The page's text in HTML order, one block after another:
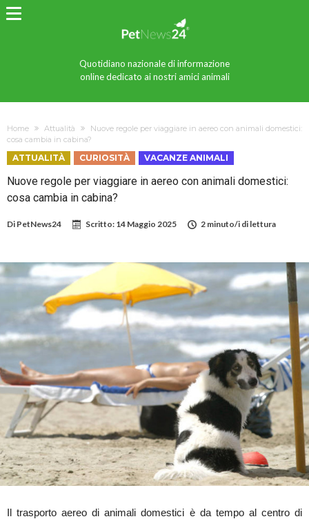
Quotidiano nazionale di informazione
online dedicato ai nostri amici animali
Home Attualità
Nuove regole per viaggiare in aereo con animali domestici:
cosa cambia in cabina?
ATTUALITÀ CURIOSITÀ VACANZE ANIMALI
Nuove regole per viaggiare in aereo con animali domestici:
cosa cambia in cabina?
Di PetNews24 Scritto: 14 Maggio 2025 2 minuto/i di lettura
Il trasporto aereo di animali domestici è da tempo al centro di